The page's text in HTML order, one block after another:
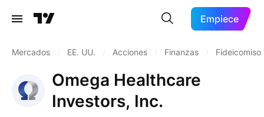
Empiece
Mercados EE. UU. Acciones Finanzas
Omega Healthcare
Investors, Inc.